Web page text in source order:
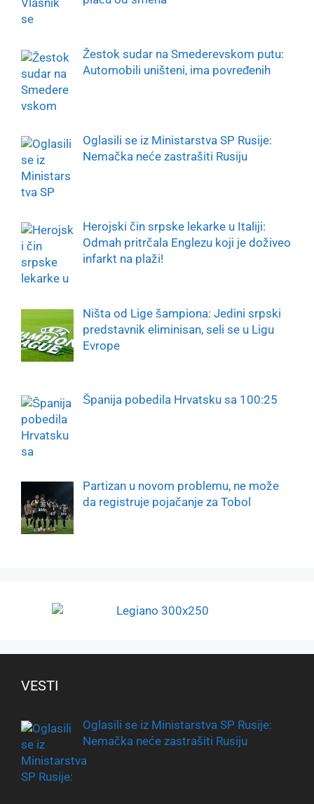
Žestok sudar na Smederevskom putu:
Automobili uništeni, ima povređenih
Oglasili se iz Ministarstva SP Rusije:
Nemačka neće zastrašiti Rusiju
Herojski čin srpske lekarke u Italiji:
Odmah pritrčala Englezu koji je doživeo
infarkt na plaži!
Ništa od Lige šampiona: Jedini srpski
predstavnik eliminisan, seli se u Ligu
Evrope
Španija pobedila Hrvatsku sa 100:25
Partizan u novom problemu, ne može
da registruje pojačanje za Tobol
VESTI
Oglasili se iz Ministarstva SP Rusije:
Nemačka neće zastrašiti Rusiju